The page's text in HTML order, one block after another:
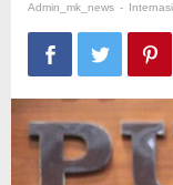
Admin_mk_news -